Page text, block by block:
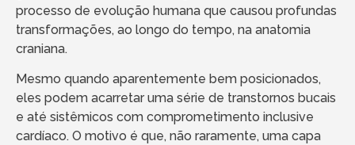
processo de evolução humana que causou profundas
transformações, ao longo do tempo, na anatomia
craniana.
Mesmo quando aparentemente bem posicionados,
eles podem acarretar uma série de transtornos bucais
e até sistêmicos com comprometimento inclusive
cardíaco. O motivo é que, não raramente, uma capa